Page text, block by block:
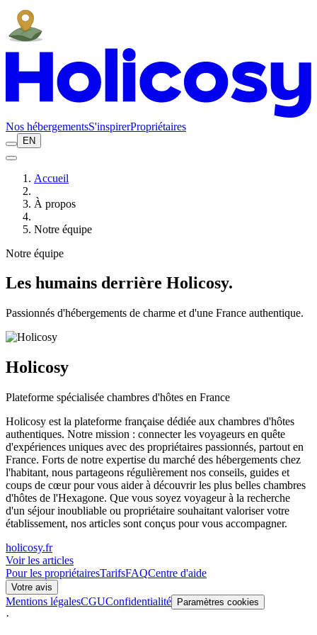
Nos hébergementsS'inspirerPropriétaires
EN
Accueil
À propos
Notre équipe
Notre équipe
Les humains derrière Holicosy.
Passionnés d'hébergements de charme et d'une France authentique.
Holicosy
Plateforme spécialisée chambres d'hôtes en France
Holicosy est la plateforme française dédiée aux chambres d'hôtes
authentiques. Notre mission : connecter les voyageurs en quête
d'expériences uniques avec des propriétaires passionnés, partout en
France. Forts de notre expertise du marché des hébergements chez
l'habitant, nous partageons régulièrement nos conseils, guides et
coups de cœur pour vous aider à découvrir les plus belles chambres
d'hôtes de l'Hexagone. Que vous soyez voyageur à la recherche
d'un séjour inoubliable ou propriétaire souhaitant valoriser votre
établissement, nos articles sont conçus pour vous accompagner.
holicosy.fr
Voir les articles
Pour les propriétairesTarifsFAQCentre d'aide
Votre avis
Mentions légalesCGUConfidentialité Paramètres cookies
·